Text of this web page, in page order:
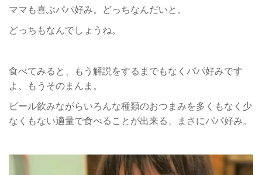
ママも喜ぶパパ好み。どっちなんだいと。
どっちもなんでしょうね。
食べてみると、もう解説をするまでもなくパパ好みです
よ、もうそのまんま。
ビール飲みながらいろんな種類のおつまみを多くもなく少
なくもない適量で食べることが出来る、まさにパパ好み。